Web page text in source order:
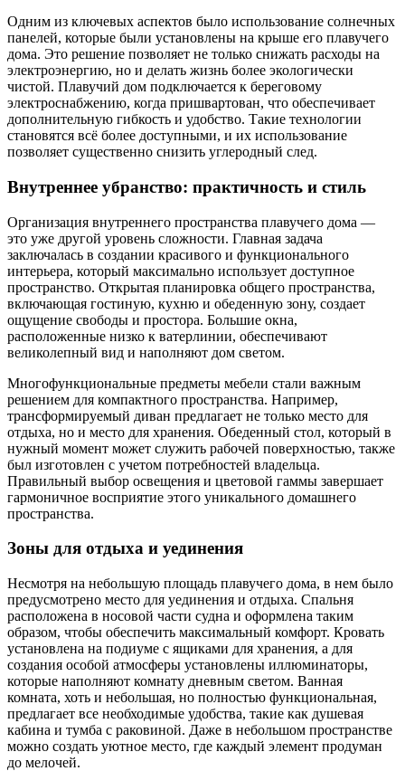
Одним из ключевых аспектов было использование солнечных
панелей, которые были установлены на крыше его плавучего
дома. Это решение позволяет не только снижать расходы на
электроэнергию, но и делать жизнь более экологически
чистой. Плавучий дом подключается к береговому
электроснабжению, когда пришвартован, что обеспечивает
дополнительную гибкость и удобство. Такие технологии
становятся всё более доступными, и их использование
позволяет существенно снизить углеродный след.
Внутреннее убранство: практичность и стиль
Организация внутреннего пространства плавучего дома —
это уже другой уровень сложности. Главная задача
заключалась в создании красивого и функционального
интерьера, который максимально использует доступное
пространство. Открытая планировка общего пространства,
включающая гостиную, кухню и обеденную зону, создает
ощущение свободы и простора. Большие окна,
расположенные низко к ватерлинии, обеспечивают
великолепный вид и наполняют дом светом.
Многофункциональные предметы мебели стали важным
решением для компактного пространства. Например,
трансформируемый диван предлагает не только место для
отдыха, но и место для хранения. Обеденный стол, который в
нужный момент может служить рабочей поверхностью, также
был изготовлен с учетом потребностей владельца.
Правильный выбор освещения и цветовой гаммы завершает
гармоничное восприятие этого уникального домашнего
пространства.
Зоны для отдыха и уединения
Несмотря на небольшую площадь плавучего дома, в нем было
предусмотрено место для уединения и отдыха. Спальня
расположена в носовой части судна и оформлена таким
образом, чтобы обеспечить максимальный комфорт. Кровать
установлена на подиуме с ящиками для хранения, а для
создания особой атмосферы установлены иллюминаторы,
которые наполняют комнату дневным светом. Ванная
комната, хоть и небольшая, но полностью функциональная,
предлагает все необходимые удобства, такие как душевая
кабина и тумба с раковиной. Даже в небольшом пространстве
можно создать уютное место, где каждый элемент продуман
до мелочей.